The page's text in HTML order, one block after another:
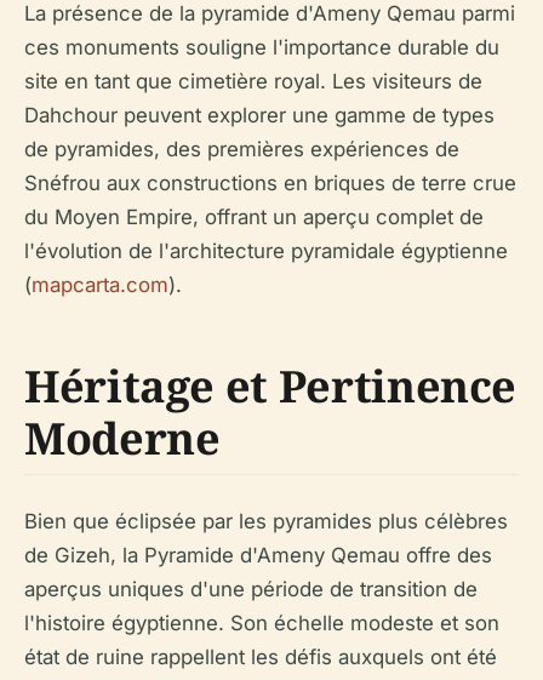
La présence de la pyramide d'Ameny Qemau parmi
ces monuments souligne l'importance durable du
site en tant que cimetière royal. Les visiteurs de
Dahchour peuvent explorer une gamme de types
de pyramides, des premières expériences de
Snéfrou aux constructions en briques de terre crue
du Moyen Empire, offrant un aperçu complet de
l'évolution de l'architecture pyramidale égyptienne
(mapcarta.com).
Héritage et Pertinence
Moderne
Bien que éclipsée par les pyramides plus célèbres
de Gizeh, la Pyramide d'Ameny Qemau offre des
aperçus uniques d'une période de transition de
l'histoire égyptienne. Son échelle modeste et son
état de ruine rappellent les défis auxquels ont été